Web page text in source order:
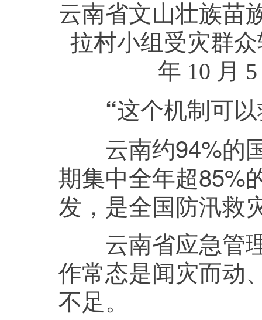
云南省文山壮族苗
拉村小组受灾群
年 10 月
“这个机制可以
云南约94%的国
期集中全年超85%
发，是全国防汛救
云南省应急管理
作常态是闻灾而动
不足。